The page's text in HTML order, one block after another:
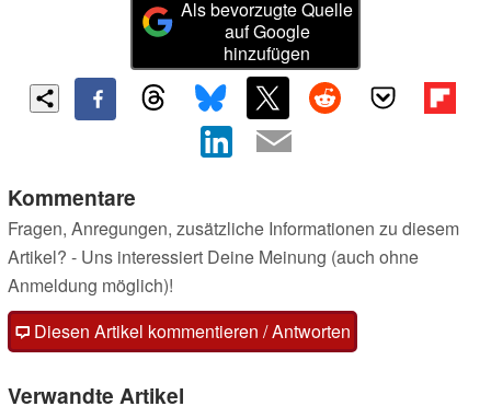
Als bevorzugte Quelle
auf Google
hinzufügen
Kommentare
Fragen, Anregungen, zusätzliche Informationen zu diesem
Artikel? - Uns interessiert Deine Meinung (auch ohne
Anmeldung möglich)!
Diesen Artikel kommentieren / Antworten
Verwandte Artikel